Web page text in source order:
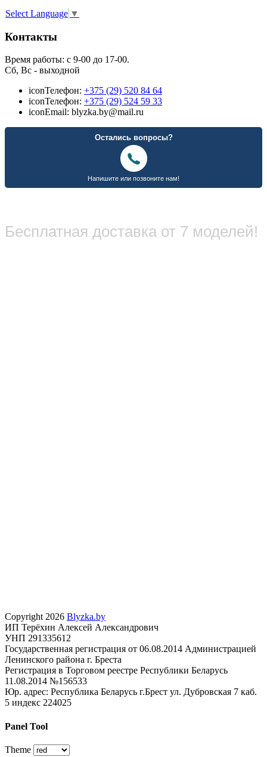
Select Language ▼
Контакты
Время работы: с 9-00 до 17-00.
Сб, Вс - выходной
iconТелефон: +375 (29) 520 84 64
iconТелефон: +375 (29) 524 59 33
iconEmail: blyzka.by@mail.ru
Бесплатная доставка от 7 моделей!
Copyright 2026 Blyzka.by
ИП Терёхин Алексей Александрович
УНП 291335612
Государственная регистрация от 06.08.2014 Администрацией
Ленинского района г. Бреста
Регистрация в Торговом реестре Республики Беларусь
11.08.2014 №156533
Юр. адрес: Республика Беларусь г.Брест ул. Дубровская 7 каб.
5 индекс 224025
Panel Tool
Theme